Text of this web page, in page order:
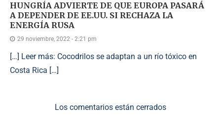
HUNGRÍA ADVIERTE DE QUE EUROPA PASARÁ
A DEPENDER DE EE.UU. SI RECHAZA LA
ENERGÍA RUSA
29 noviembre, 2022 - 2:21 pm
[…] Leer más: Cocodrilos se adaptan a un río tóxico en
Costa Rica […]
Los comentarios están cerrados